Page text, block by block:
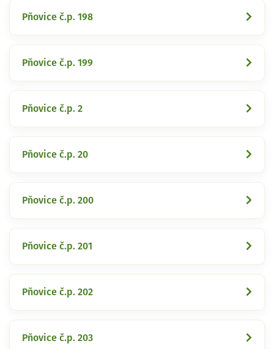
Pňovice č.p. 198
Pňovice č.p. 199
Pňovice č.p. 2
Pňovice č.p. 20
Pňovice č.p. 200
Pňovice č.p. 201
Pňovice č.p. 202
Pňovice č.p. 203